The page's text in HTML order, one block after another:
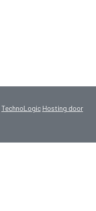
TechnoLogic Hosting door